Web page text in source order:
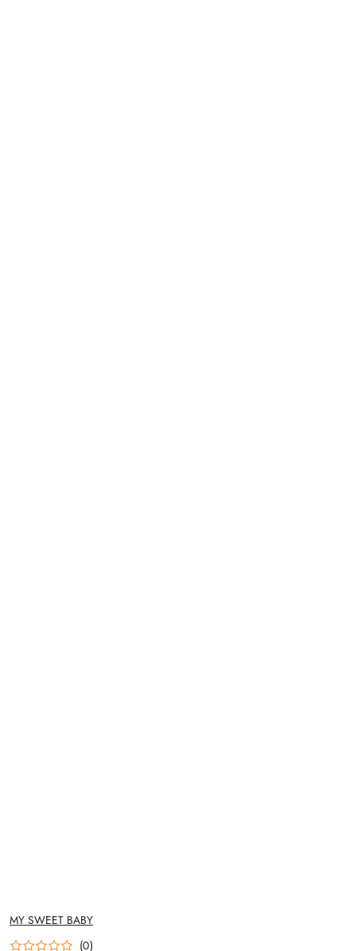
NAZWA
PRODUCENTA:
MY SWEET BABY
(0)